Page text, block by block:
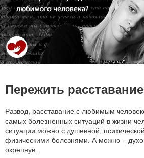
Пережить
Развод, расставание с любимым
самых болезненных ситуаций в жизни
ситуации можно с душевной,
физическими болезнями. А можно –
окрепнув.